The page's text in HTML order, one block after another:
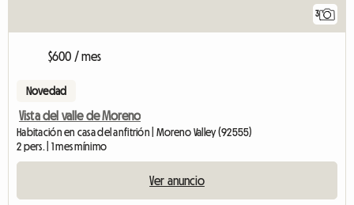
3
$600 / mes
Novedad
Vista del valle de Moreno
Habitación en casa del anfitrión | Moreno Valley (92555)
2 pers. | 1 mes mínimo
Ver anuncio